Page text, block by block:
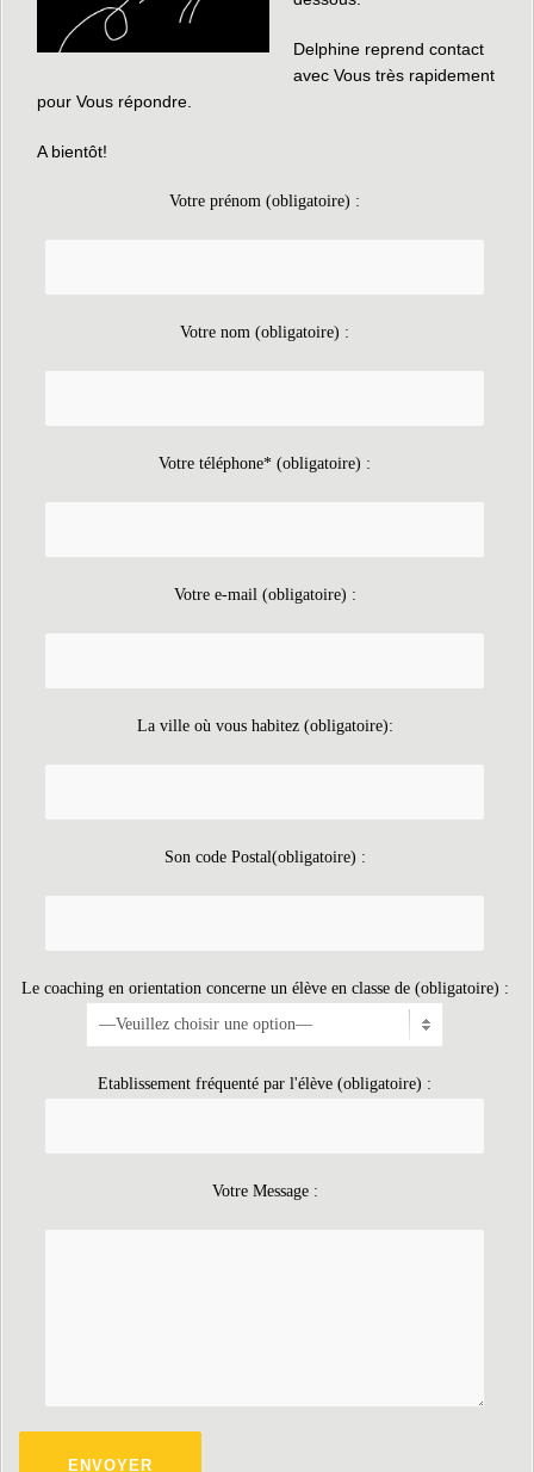
Delphine reprend contact
avec Vous très rapidement
pour Vous répondre.
A bientôt!
Votre prénom (obligatoire) :
Votre nom (obligatoire) :
Votre téléphone* (obligatoire) :
Votre e-mail (obligatoire) :
La ville où vous habitez (obligatoire):
Son code Postal(obligatoire) :
Le coaching en orientation concerne un élève en classe de (obligatoire) :
Etablissement fréquenté par l'élève (obligatoire) :
Votre Message :